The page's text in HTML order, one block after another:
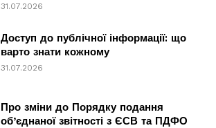
31.07.2026
Доступ до публічної інформації: що
варто знати кожному
31.07.2026
Про зміни до Порядку подання
об’єднаної звітності з ЄСВ та ПДФО